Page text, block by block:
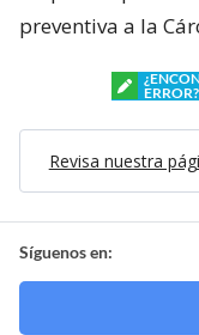
preventiva a la
ERROR?
Revisa nuestra
Síguenos en: